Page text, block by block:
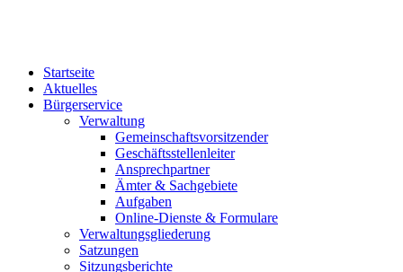
Startseite
Aktuelles
Bürgerservice
Verwaltung
Gemeinschaftsvorsitzender
Geschäftsstellenleiter
Ansprechpartner
Ämter & Sachgebiete
Aufgaben
Online-Dienste & Formulare
Verwaltungsgliederung
Satzungen
Sitzungsberichte